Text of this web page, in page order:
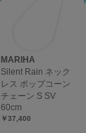
MARIHA
Silent Rain ネック
レス ポップコーン
チェーン S SV
60cm
￥37,400